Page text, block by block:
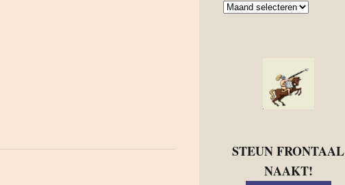
Archief
STEUN FRONTAAL
NAAKT!